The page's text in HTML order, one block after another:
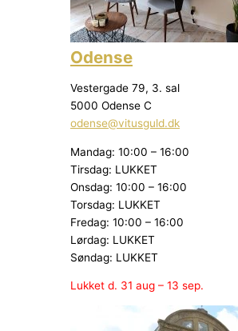
Odense
Vestergade 79, 3. sal
5000 Odense C
odense@vitusguld.dk
Mandag: 10:00 – 16:00
Tirsdag: LUKKET
Onsdag: 10:00 – 16:00
Torsdag: LUKKET
Fredag: 10:00 – 16:00
Lørdag: LUKKET
Søndag: LUKKET
Lukket d. 31 aug – 13 sep.